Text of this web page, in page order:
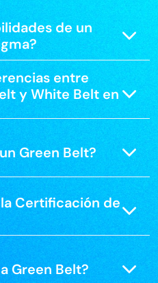
de un
entre
y White Belt en
Green Belt?
Certificación de
Green Belt?